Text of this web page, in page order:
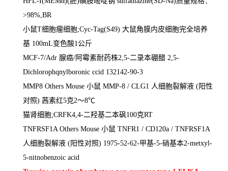
>98%,BR
小鼠T细胞瘤细胞;Cyc-Tag(S49) 大鼠角膜内皮细胞完全培养
基 100mL变色酸1 公斤
MCF-7/Adr 腺癌/阿霉素耐药株2,5-二录本硼醋 2,5-
Dichlorophqnylboronic ccid 132142-90-3
MMP8 Others Mouse 小鼠 MMP-8 / CLG1 人细胞裂解液 (阳性
对照) 茜素红5克2～8℃
猫肾细胞;CRFK4,4-二羟基二本砜100克RT
TNFRSF1A Others Mouse 小鼠 TNFR1 / CD120a / TNFRSF1A
人细胞裂解液 (阳性对照) 1975-52-62-甲基-5-硝基本2-metxyl-
5-nitnobenzoic acid